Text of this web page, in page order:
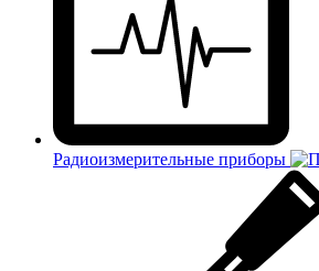
Радиоизмерительные приборы